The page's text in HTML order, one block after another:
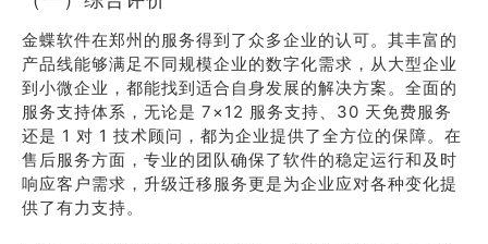
金蝶软件在郑州的服务得到了众多企业的认可。其丰富的
产品线能够满足不同规模企业的数字化需求，从大型企业
到小微企业，都能找到适合自身发展的解决方案。全面的
服务支持体系，无论是 7×12 服务支持、30 天免费服务
还是 1 对 1 技术顾问，都为企业提供了全方位的保障。在
售后服务方面，专业的团队确保了软件的稳定运行和及时
响应客户需求，升级迁移服务更是为企业应对各种变化提
供了有力支持。